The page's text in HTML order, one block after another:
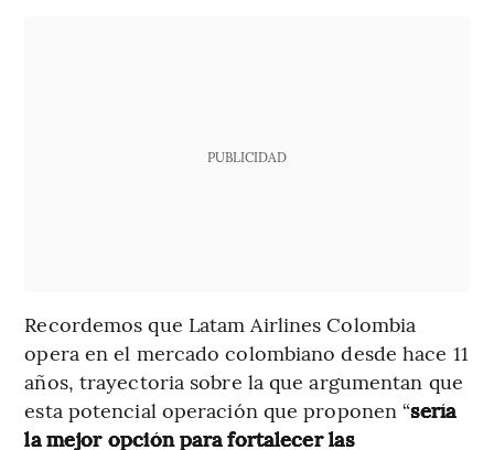
PUBLICIDAD
Recordemos que Latam Airlines Colombia
opera en el mercado colombiano desde hace 11
años, trayectoria sobre la que argumentan que
esta potencial operación que proponen “sería
la mejor opción para fortalecer las